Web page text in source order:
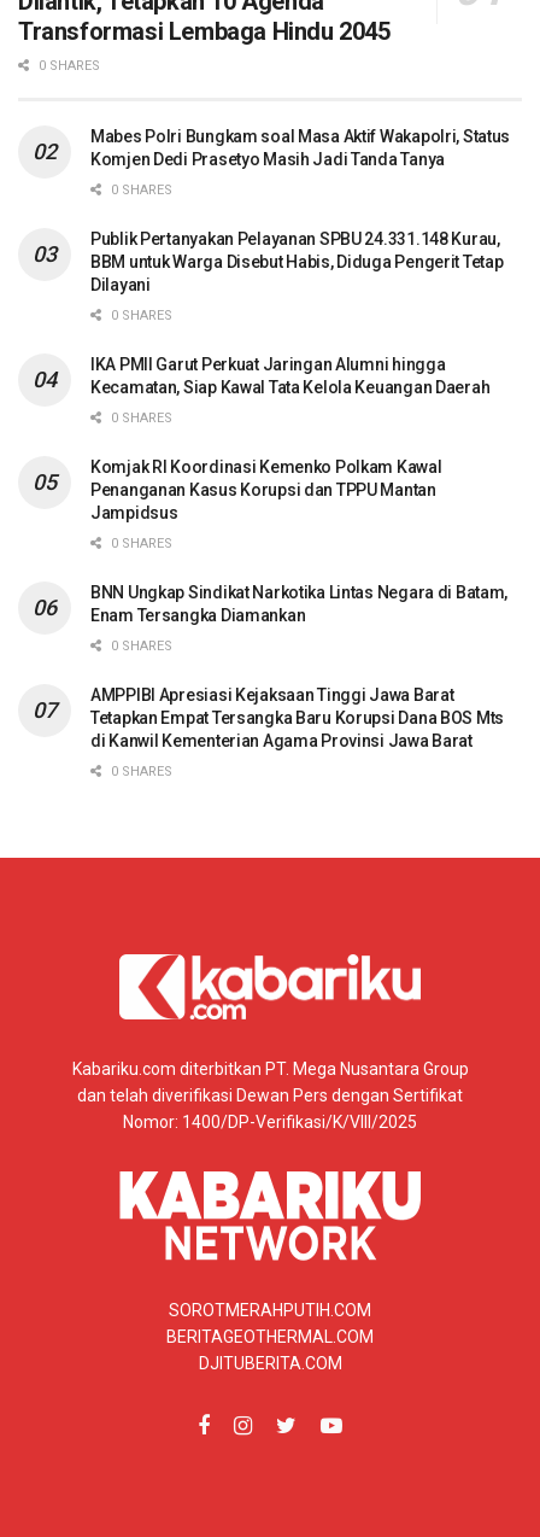
Transformasi Lembaga Hindu 2045
0 SHARES
Mabes Polri Bungkam soal Masa Aktif Wakapolri, Status
Komjen Dedi Prasetyo Masih Jadi Tanda Tanya
0 SHARES
Publik Pertanyakan Pelayanan SPBU 24.331.148 Kurau,
BBM untuk Warga Disebut Habis, Diduga Pengerit Tetap
Dilayani
0 SHARES
IKA PMII Garut Perkuat Jaringan Alumni hingga
Kecamatan, Siap Kawal Tata Kelola Keuangan Daerah
0 SHARES
Komjak RI Koordinasi Kemenko Polkam Kawal
Penanganan Kasus Korupsi dan TPPU Mantan
Jampidsus
0 SHARES
BNN Ungkap Sindikat Narkotika Lintas Negara di Batam,
Enam Tersangka Diamankan
0 SHARES
AMPPIBI Apresiasi Kejaksaan Tinggi Jawa Barat
Tetapkan Empat Tersangka Baru Korupsi Dana BOS Mts
di Kanwil Kementerian Agama Provinsi Jawa Barat
0 SHARES
Kabariku.com diterbitkan PT. Mega Nusantara Group
dan telah diverifikasi Dewan Pers dengan Sertifikat
Nomor: 1400/DP-Verifikasi/K/VIII/2025
SOROTMERAHPUTIH.COM
BERITAGEOTHERMAL.COM
DJITUBERITA.COM